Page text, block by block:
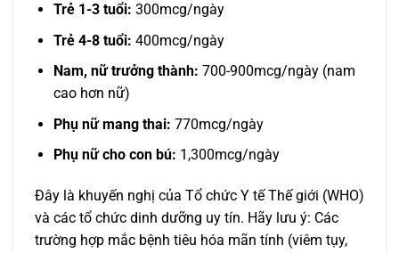
Trẻ 1-3 tuổi: 300mcg/ngày
Trẻ 4-8 tuổi: 400mcg/ngày
Nam, nữ trưởng thành: 700-900mcg/ngày (nam
cao hơn nữ)
Phụ nữ mang thai: 770mcg/ngày
Phụ nữ cho con bú: 1,300mcg/ngày
Đây là khuyến nghị của Tổ chức Y tế Thế giới (WHO)
và các tổ chức dinh dưỡng uy tín. Hãy lưu ý: Các
trường hợp mắc bệnh tiêu hóa mãn tính (viêm tụy,